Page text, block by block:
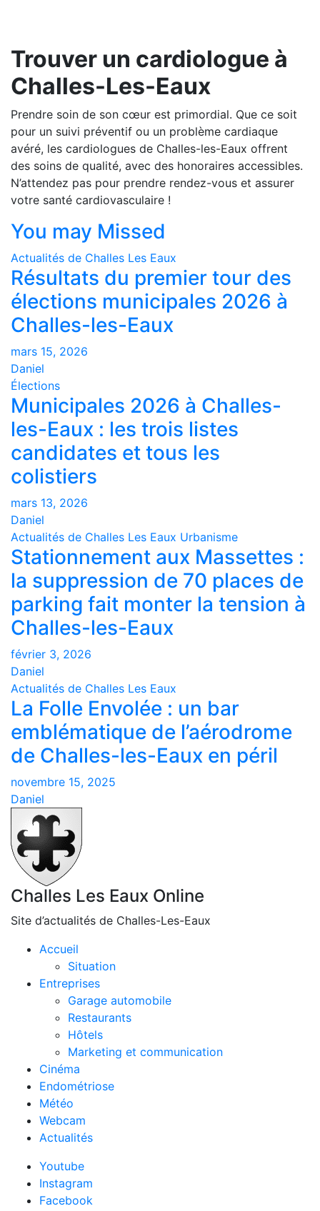
Trouver un cardiologue à
Challes-Les-Eaux
Prendre soin de son cœur est primordial. Que ce soit
pour un suivi préventif ou un problème cardiaque
avéré, les cardiologues de Challes-les-Eaux offrent
des soins de qualité, avec des honoraires accessibles.
N’attendez pas pour prendre rendez-vous et assurer
votre santé cardiovasculaire !
You may Missed
Actualités de Challes Les Eaux
Résultats du premier tour des
élections municipales 2026 à
Challes-les-Eaux
mars 15, 2026
Daniel
Élections
Municipales 2026 à Challes-
les-Eaux : les trois listes
candidates et tous les
colistiers
mars 13, 2026
Daniel
Actualités de Challes Les Eaux Urbanisme
Stationnement aux Massettes :
la suppression de 70 places de
parking fait monter la tension à
Challes-les-Eaux
février 3, 2026
Daniel
Actualités de Challes Les Eaux
La Folle Envolée : un bar
emblématique de l’aérodrome
de Challes-les-Eaux en péril
novembre 15, 2025
Daniel
Challes Les Eaux Online
Site d’actualités de Challes-Les-Eaux
Accueil
Situation
Entreprises
Garage automobile
Restaurants
Hôtels
Marketing et communication
Cinéma
Endométriose
Météo
Webcam
Actualités
Youtube
Instagram
Facebook